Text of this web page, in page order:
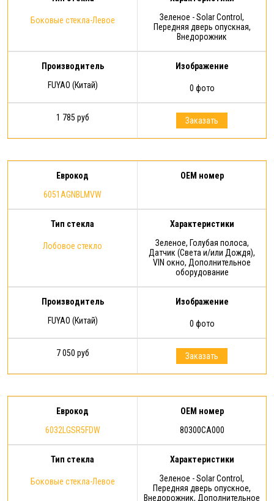
Боковые стекла-Левое
Зеленое - Solar Control,
Передняя дверь опускная,
Внедорожник
Производитель
FUYAO (Китай)
Изображение
0 фото
1 785 руб Заказать
Еврокод
6051AGNBLMVW
OEM номер
Тип стекла
Лобовое стекло
Характеристики
Зеленое, Голубая полоса,
Датчик (Света и/или Дождя),
VIN окно, Дополнительное
оборудование
Производитель
FUYAO (Китай)
Изображение
0 фото
7 050 руб Заказать
Еврокод
6032LGSR5FDW
OEM номер
80300CA000
Тип стекла
Боковые стекла-Левое
Характеристики
Зеленое - Solar Control,
Передняя дверь опускное,
Внедорожник, Дополнительное